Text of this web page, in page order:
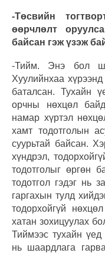
-Төсвийн
өөрчлөлт
байсан гэж үзэж
-Тийм. Энэ бол
Хуулийнхаа
баталсан. Тухайн
орчны нөхцөл
намар хүртэл
хамт тодотголын
суурьтай байсан.
хүндрэл,
тодотголыг өргөн
тодотгол гэдэг нь
гаргахын тулд
тодорхойгүй
хатан зохицуулах
Тиймээс тухайн үед
нь шаардлага